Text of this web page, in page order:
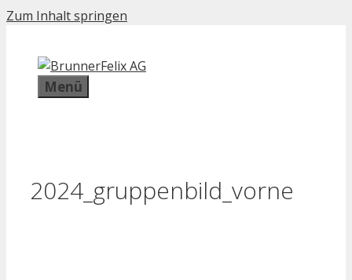
Zum Inhalt springen
Menü
2024_gruppenbild_vorne